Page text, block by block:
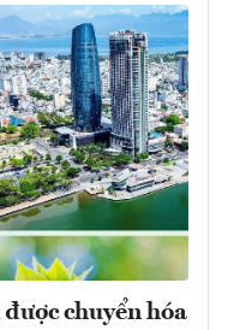
chuyển hóa